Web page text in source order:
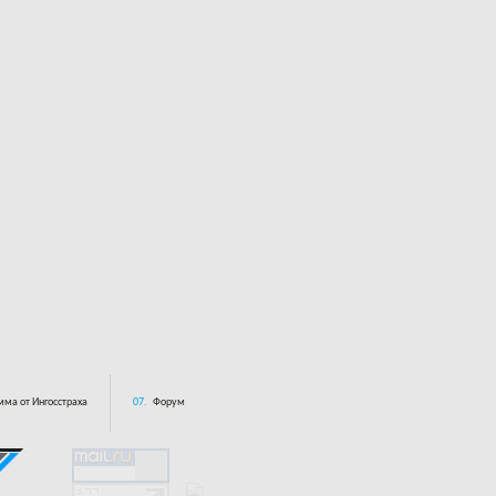
от Ингосстраха 07. Форум